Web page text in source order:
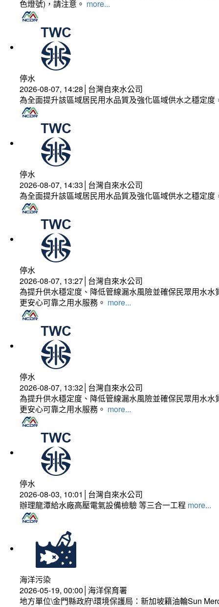
色燈號)，請注意。 more...
停水
2026-08-07, 14:28│台灣自來水公司
為全面提升該區域居民用水品質及強化區域供水之穩定
停水
2026-08-07, 14:33│台灣自來水公司
為全面提升該區域居民用水品質及強化區域供水之穩定
停水
2026-08-07, 13:27│台灣自來水公司
為提升供水穩定度、降低管線漏水風險並確保民眾用水
更安心可靠之用水服務。 more...
停水
2026-08-07, 13:32│台灣自來水公司
為提升供水穩定度、降低管線漏水風險並確保民眾用水
更安心可靠之用水服務。 more...
停水
2026-08-03, 10:01│台灣自來水公司
辦理龍潭給水廠高壓電氣設備檢驗 等三合一工程 more...
海洋污染
2026-05-19, 00:00│海洋保育署
地方單位\金門縣政府\環境保護局：新加坡籍油輪Sun